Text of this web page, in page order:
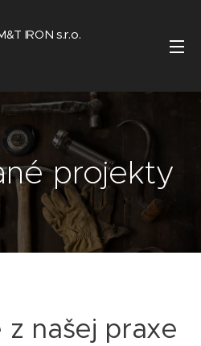
IRON s.r.o.
projekty
z našej praxe